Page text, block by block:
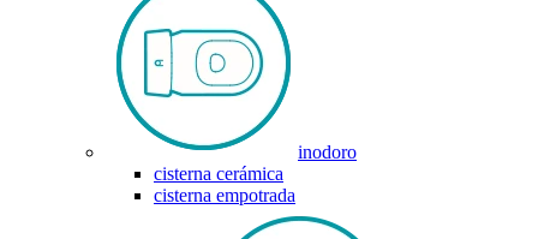
inodoro
cisterna cerámica
cisterna empotrada